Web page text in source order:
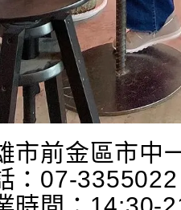
市前金區市中
：07-3355022